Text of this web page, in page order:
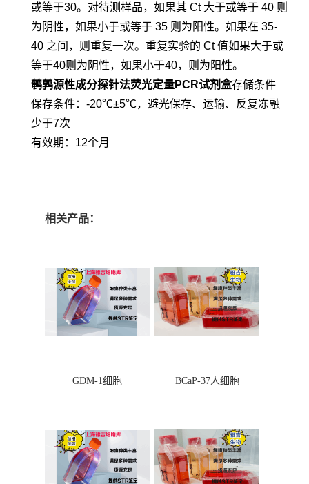
或等于30。对待测样品，如果其 Ct 大于或等于 40 则
为阴性，如果小于或等于 35 则为阳性。如果在 35-
40 之间，则重复一次。重复实验的 Ct 值如果大于或
等于40则为阴性，如果小于40，则为阳性。
鹌鹑源性成分探针法荧光定量PCR试剂盒存储条件
保存条件：-20℃±5℃，避光保存、运输、反复冻融
少于7次
有效期：12个月
相关产品：
GDM-1细胞 BCaP-37人细胞